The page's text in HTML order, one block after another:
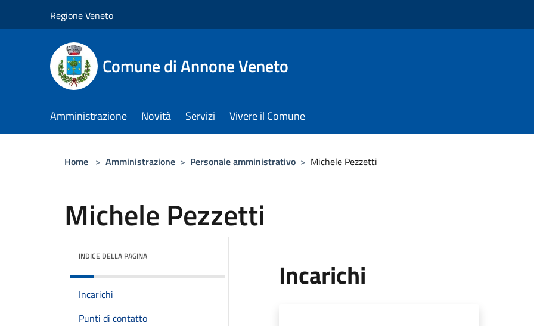
Regione Veneto
Comune di Annone Veneto
Amministrazione Novità Servizi Vivere il Comune
Home > Amministrazione > Personale amministrativo > Michele Pezzetti
Michele Pezzetti
INDICE DELLA PAGINA
Incarichi
Punti di contatto
Incarichi